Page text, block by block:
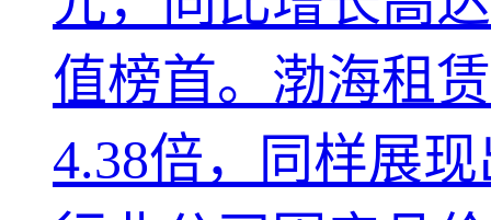
值榜首。渤海租
4.38倍，同样展